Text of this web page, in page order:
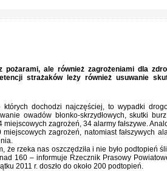
ale również zagrożeniami dla
strażaków leży również usuwanie
dochodzi najczęściej, to wypadki
owadów błonko-skrzydłowych, skutki
zagrożeń, 34 alarmy fałszywe.
zagrożeń, natomiast fałszywych
rzeka nas oszczędziła i nie było podtopień
160 – informuje Rzecznik Prasowy
2011 r. doszło do około 200 podtopień.